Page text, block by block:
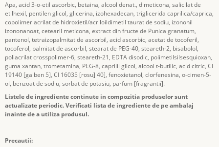
Apa, acid 3-o-etil ascorbic, betaina, alcool denat., dimeticona, salicilat de
etilhexil, pentilen glicol, glicerina, izohexadecan, triglicerida caprilica/caprica,
copolimer acrilat de hidroxietil/acriloildimetil taurat de sodiu, izononil
izononanoat, cetearil meticona, extract din fructe de Punica granatum,
pantenol, tetraizopalmitat de ascorbil, acid ascorbic, acetat de tocoferil,
tocoferol, palmitat de ascorbil, stearat de PEG-40, steareth-2, bisabolol,
poliacrilat crosspolimer-6, steareth-21, EDTA disodic, polimetilsilsesquioxan,
guma xantan, trometamina, PEG-8, caprilil glicol, alcool t-butilic, acid citric, CI
19140 [galben 5], CI 16035 [rosu] 40], fenoxietanol, clorfenesina, o-cimen-5-
ol, benzoat de sodiu, sorbat de potasiu, parfum [fragrantii].
Listele de ingrediente continute in compozitia produselor sunt
actualizate periodic. Verificati lista de ingrediente de pe ambalaj
inainte de a utiliza produsul.
Precautii: